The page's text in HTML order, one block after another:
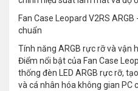
Fan Case Leopard V2RS
chuẩn
Tính năng ARGB rực rỡ và vận
Điểm nổi bật của Fan Case
thống đèn LED ARGB rực rỡ,
và cá nhân hóa không gian PC